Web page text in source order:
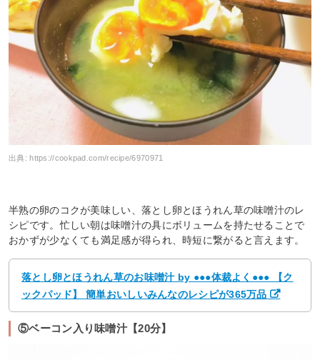
出典:https://cookpad.com/recipe/6970971
半熟の卵のコクが美味しい、落とし卵とほうれん草の味噌汁のレ
シピです。忙しい朝は味噌汁の具にボリュームを持たせることで
おかずが少なくても満足感が得られ、時短に繋がると言えます。
落とし卵とほうれん草のお味噌汁 by ●●●体裁よく●●● 【ク
ックパッド】 簡単おいしいみんなのレシピが365万品
⑤ベーコン入り味噌汁【20分】